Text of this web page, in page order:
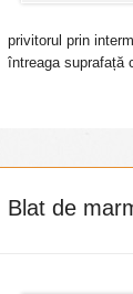
privitorul prin
întreaga suprafață
Blat de